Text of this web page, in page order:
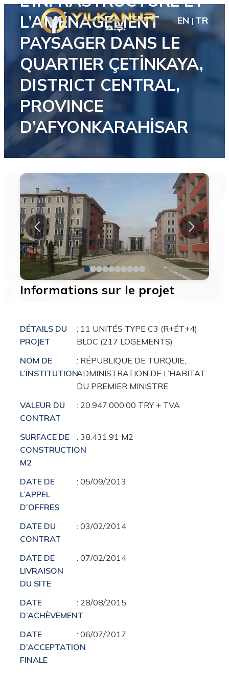
EN TR
L’AMÉNAGEMENT
PAYSAGER DANS LE
QUARTIER ÇETİNKAYA,
DISTRICT CENTRAL,
PROVINCE
D’AFYONKARAHİSAR
Informations sur le projet
DÉTAILS DU
PROJET
: 11 UNITÉS TYPE C3 (R+ÉT+4)
BLOC (217 LOGEMENTS)
NOM DE
L’INSTITUTION
: RÉPUBLIQUE DE TURQUIE,
ADMINISTRATION DE L’HABITAT
DU PREMIER MINISTRE
VALEUR DU
CONTRAT
: 20.947.000,00 TRY + TVA
SURFACE DE
CONSTRUCTION
M2
: 38.431,91 M2
DATE DE
L’APPEL
D’OFFRES
: 05/09/2013
DATE DU
CONTRAT
: 03/02/2014
DATE DE
LIVRAISON
DU SITE
: 07/02/2014
DATE
D’ACHÈVEMENT
: 28/08/2015
DATE
D’ACCEPTATION
FINALE
: 06/07/2017